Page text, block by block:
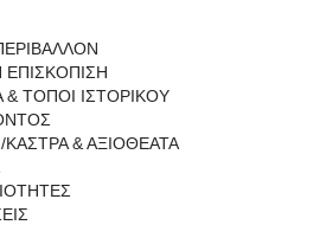
ΕΠΙΣΚΟΠΙΣΗ
ΤΟΠΟΙ ΙΣΤΟΡΙΚΟΥ
ΚΑΣΤΡΑ & ΑΞΙΟΘΕΑΤΑ